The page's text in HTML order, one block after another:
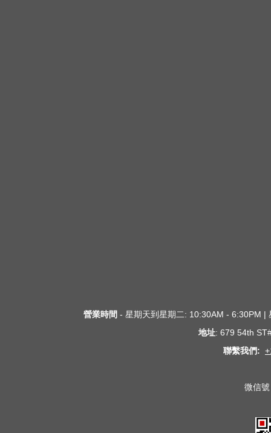
營業時間 - 星期天到星期二: 10:30AM - 6:30PM |
地址: 679 54th
聯繫我們:
微信